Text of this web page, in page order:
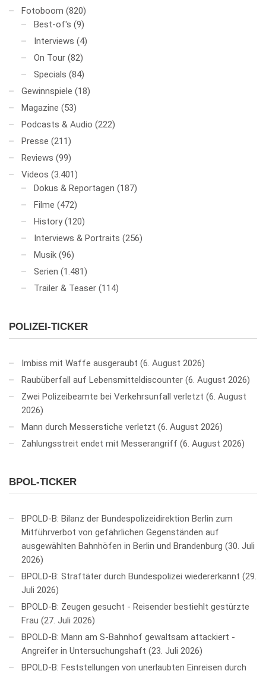
Fotoboom (820)
Best-of's (9)
Interviews (4)
On Tour (82)
Specials (84)
Gewinnspiele (18)
Magazine (53)
Podcasts & Audio (222)
Presse (211)
Reviews (99)
Videos (3.401)
Dokus & Reportagen (187)
Filme (472)
History (120)
Interviews & Portraits (256)
Musik (96)
Serien (1.481)
Trailer & Teaser (114)
POLIZEI-TICKER
Imbiss mit Waffe ausgeraubt 6. August 2026
Raubüberfall auf Lebensmitteldiscounter 6. August 2026
Zwei Polizeibeamte bei Verkehrsunfall verletzt 6. August
2026
Mann durch Messerstiche verletzt 6. August 2026
Zahlungsstreit endet mit Messerangriff 6. August 2026
BPOL-TICKER
BPOLD-B: Bilanz der Bundespolizeidirektion Berlin zum
Mitführverbot von gefährlichen Gegenständen auf
ausgewählten Bahnhöfen in Berlin und Brandenburg 30. Juli
2026
BPOLD-B: Straftäter durch Bundespolizei wiedererkannt
29.
Juli 2026
BPOLD-B: Zeugen gesucht - Reisender bestiehlt gestürzte
Frau
27. Juli 2026
BPOLD-B: Mann am S-Bahnhof gewaltsam attackiert -
Angreifer in Untersuchungshaft
23. Juli 2026
BPOLD-B: Feststellungen von unerlaubten Einreisen durch